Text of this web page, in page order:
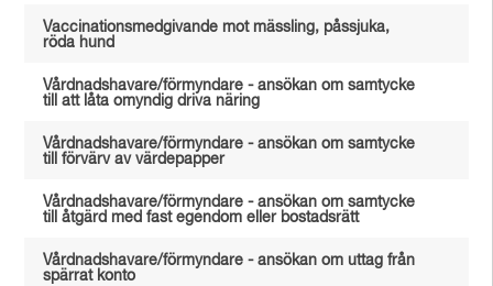
Vaccinationsmedgivande mot mässling, påssjuka,
röda hund
Vårdnadshavare/förmyndare - ansökan om samtycke
till att låta omyndig driva näring
Vårdnadshavare/förmyndare - ansökan om samtycke
till förvärv av värdepapper
Vårdnadshavare/förmyndare - ansökan om samtycke
till åtgärd med fast egendom eller bostadsrätt
Vårdnadshavare/förmyndare - ansökan om uttag från
spärrat konto